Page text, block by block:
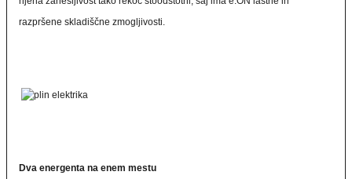
razpršene skladiščne zmogljivosti.
Dva energenta na enem mestu